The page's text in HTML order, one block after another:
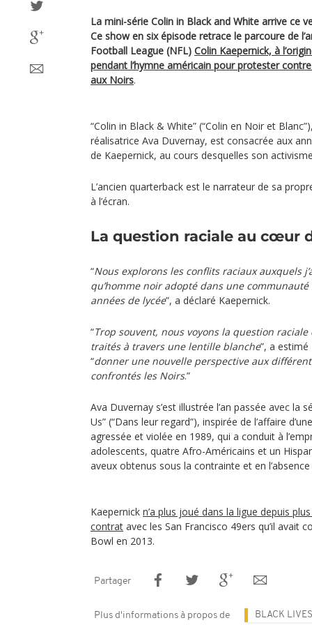
La mini-série Colin in Black and White arrive ce
Ce show en six épisode retrace le parcoure de
Football League (NFL) Colin Kaepernick, à
pendant l’hymne américain pour protester
aux Noirs.
“Colin in Black & White” (“Colin en Noir et
réalisatrice Ava Duvernay, est consacrée aux
de Kaepernick, au cours desquelles son
L’ancien quarterback est le narrateur de sa
à l’écran.
La question raciale au cœur
“Nous explorons les conflits raciaux auxquels
qu’homme noir adopté dans une
années de lycée”, a déclaré Kaepernick.
“Trop souvent, nous voyons la question
traités à travers une lentille blanche”, a
“donner une nouvelle perspective aux
confrontés les Noirs.”
Ava Duvernay s’est illustrée l’an passée avec la
Us” (“Dans leur regard”), inspirée de l’affaire
agressée et violée en 1989, qui a conduit à
adolescents, quatre Afro-Américains et un
aveux obtenus sous la contrainte et en
Kaepernick n’a plus joué dans la ligue depuis
contrat avec les San Francisco 49ers qu’il avait
Bowl en 2013.
Partager
Plus d'informations à propos de BLACK